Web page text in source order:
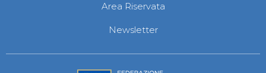
Area Riservata
Newsletter